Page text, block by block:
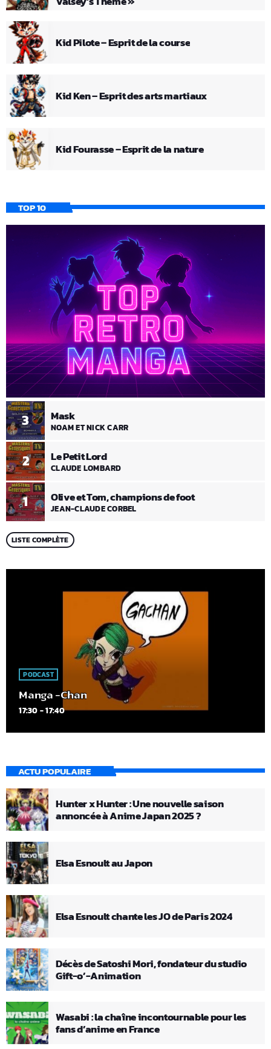
Kid Pilote – Esprit de la course
Kid Ken – Esprit des arts martiaux
Kid Fourasse – Esprit de la nature
TOP 10
1 Olive et Tom, champions de foot
JEAN-CLAUDE CORBEL
2 Le Petit Lord
CLAUDE LOMBARD
3 Mask
NOAM ET NICK CARR
LISTE COMPLÈTE
PODCAST
Manga -Chan
17:30 - 17:40
ACTU POPULAIRE
Hunter x Hunter : Une nouvelle saison
annoncée à Anime Japan 2025 ?
Elsa Esnoult au Japon
Elsa Esnoult chante les JO de Paris 2024
Décès de Satoshi Mori, fondateur du studio
Gift-o’-Animation
Wasabi : la chaîne incontournable pour les
fans d’anime en France